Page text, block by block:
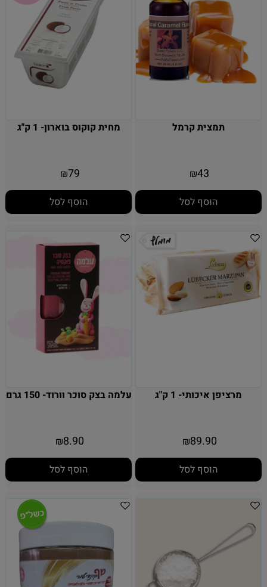
תמצית קרמל
₪43
הוסף לסל
מחית קוקוס בוארון- 1 ק"ג
₪79
הוסף לסל
מרציפן איכותי- 1 ק"ג
₪89.90
הוסף לסל
עלמה בצק סוכר וורוד- 150 גרם
₪8.90
הוסף לסל